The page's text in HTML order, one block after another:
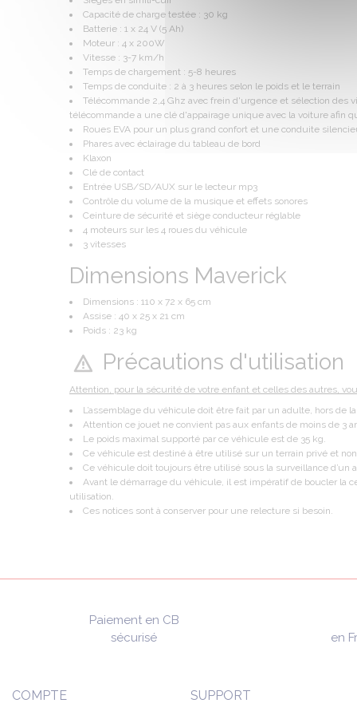
Capacité de charge testée : 30 kg
Batterie : 1 x 24 V (5 Ah)
Moteur : 4 x 200W
Vitesse : 3-7 km/h
Temps de chargement : 5-8 heures
Temps de conduite : 2 à 3 heures selon le poids et le terrain
Télécommande 2,4 Ghz avec frein d'urgence et sélection des
télécommande a une clé d'appairage unique avec la voiture afin
Roues EVA pour un plus grand confort et une conduite
Phares avec éclairage du tableau de bord
Klaxon
Clé de contact
Entrée USB/SD/AUX sur le lecteur mp3
Contrôle du volume de la musique et effets sonores
Ceinture de sécurité et siège conducteur réglable
4 moteurs sur les 4 roues du véhicule
3 vitesses
Dimensions Maverick
Dimensions : 110 x 72 x 65 cm
Assise : 40 x 25 x 21 cm
Poids : 23 kg
Précautions d'utilisation
Attention, pour la sécurité de votre enfant et celles des autres,
L’assemblage du véhicule doit être fait par un adulte, hors de
Attention ce jouet ne convient pas aux enfants de moins de 3
Le poids maximal supporté par ce véhicule est de 35 kg.
Ce véhicule est destiné à être utilisé sur un terrain privé et
Ce véhicule doit toujours être utilisé sous la surveillance d’un
Avant le démarrage du véhicule, il est impératif de boucler la
utilisation.
Ces notices sont à conserver pour une relecture si besoin.
Paiement en CB
sécurisé
en
COMPTE SUPPORT